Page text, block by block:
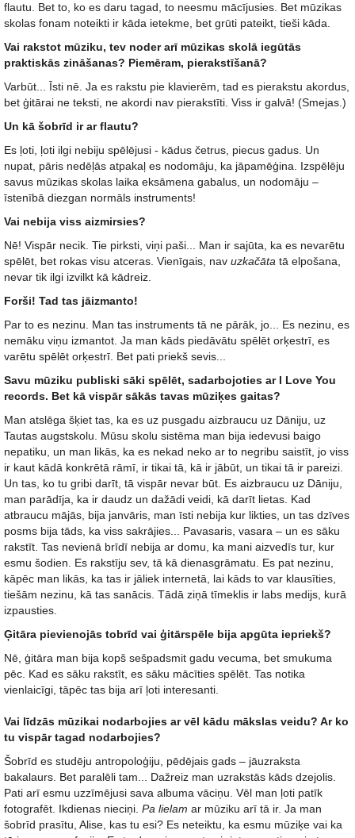
flautu. Bet to, ko es daru tagad, to neesmu mācījusies. Bet mūzikas
skolas fonam noteikti ir kāda ietekme, bet grūti pateikt, tieši kāda.
Vai rakstot mūziku, tev noder arī mūzikas skolā iegūtās
praktiskās zināšanas? Piemēram, pierakstīšanā?
Varbūt... Īsti nē. Ja es rakstu pie klavierēm, tad es pierakstu akordus,
bet ģitārai ne teksti, ne akordi nav pierakstīti. Viss ir galvā! (Smejas.)
Un kā šobrīd ir ar flautu?
Es ļoti, ļoti ilgi nebiju spēlējusi - kādus četrus, piecus gadus. Un
nupat, pāris nedēļās atpakaļ es nodomāju, ka jāpamēģina. Izspēlēju
savus mūzikas skolas laika eksāmena gabalus, un nodomāju –
īstenībā diezgan normāls instruments!
Vai nebija viss aizmirsies?
Nē! Vispār necik. Tie pirksti, viņi paši... Man ir sajūta, ka es nevarētu
spēlēt, bet rokas visu atceras. Vienīgais, nav uzkačāta tā elpošana,
nevar tik ilgi izvilkt kā kādreiz.
Forši! Tad tas jāizmanto!
Par to es nezinu. Man tas instruments tā ne pārāk, jo... Es nezinu, es
nemāku viņu izmantot. Ja man kāds piedāvātu spēlēt orķestrī, es
varētu spēlēt orķestrī. Bet pati priekš sevis...
Savu mūziku publiski sāki spēlēt, sadarbojoties ar I Love You
records. Bet kā vispār sākās tavas mūziķes gaitas?
Man atslēga šķiet tas, ka es uz pusgadu aizbraucu uz Dāniju, uz
Tautas augstskolu. Mūsu skolu sistēma man bija iedevusi baigo
nepatiku, un man likās, ka es nekad neko ar to negribu saistīt, jo viss
ir kaut kādā konkrētā rāmī, ir tikai tā, kā ir jābūt, un tikai tā ir pareizi.
Un tas, ko tu gribi darīt, tā vispār nevar būt. Es aizbraucu uz Dāniju,
man parādīja, ka ir daudz un dažādi veidi, kā darīt lietas. Kad
atbraucu mājās, bija janvāris, man īsti nebija kur likties, un tas dzīves
posms bija tāds, ka viss sakrājies... Pavasaris, vasara – un es sāku
rakstīt. Tas nevienā brīdī nebija ar domu, ka mani aizvedīs tur, kur
esmu šodien. Es rakstīju sev, tā kā dienasgrāmatu. Es pat nezinu,
kāpēc man likās, ka tas ir jāliek internetā, lai kāds to var klausīties,
tiešām nezinu, kā tas sanācis. Tādā ziņā tīmeklis ir labs medijs, kurā
izpausties.
Ģitāra pievienojās tobrīd vai ģitārspēle bija apgūta iepriekš?
Nē, ģitāra man bija kopš sešpadsmit gadu vecuma, bet smukuma
pēc. Kad es sāku rakstīt, es sāku mācīties spēlēt. Tas notika
vienlaicīgi, tāpēc tas bija arī ļoti interesanti.
Vai līdzās mūzikai nodarbojies ar vēl kādu mākslas veidu? Ar ko
tu vispār tagad nodarbojies?
Šobrīd es studēju antropoloģiju, pēdējais gads – jāuzraksta
bakalaurs. Bet paralēli tam... Dažreiz man uzrakstās kāds dzejolis.
Pati arī esmu uzzīmējusi sava albuma vāciņu. Vēl man ļoti patīk
fotografēt. Ikdienas nieciņi. Pa lielam ar mūziku arī tā ir. Ja man
šobrīd prasītu, Alise, kas tu esi? Es neteiktu, ka esmu mūziķe vai ka